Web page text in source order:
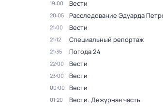
19:00 Вести
20:05 Расследование Эдуарда
21:00 Вести
21:12 Специальный репортаж
21:35 Погода 24
22:00 Вести
23:00 Вести
00:00 Вести
01:20 Вести. Дежурная часть